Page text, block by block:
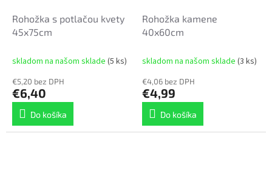
Rohožka s potlačou kvety
45x75cm
skladom na našom sklade (5 ks)
€5,20 bez DPH
€6,40
Do košíka
Rohožka kamene
40x60cm
skladom na našom sklade (3 ks)
€4,06 bez DPH
€4,99
Do košíka